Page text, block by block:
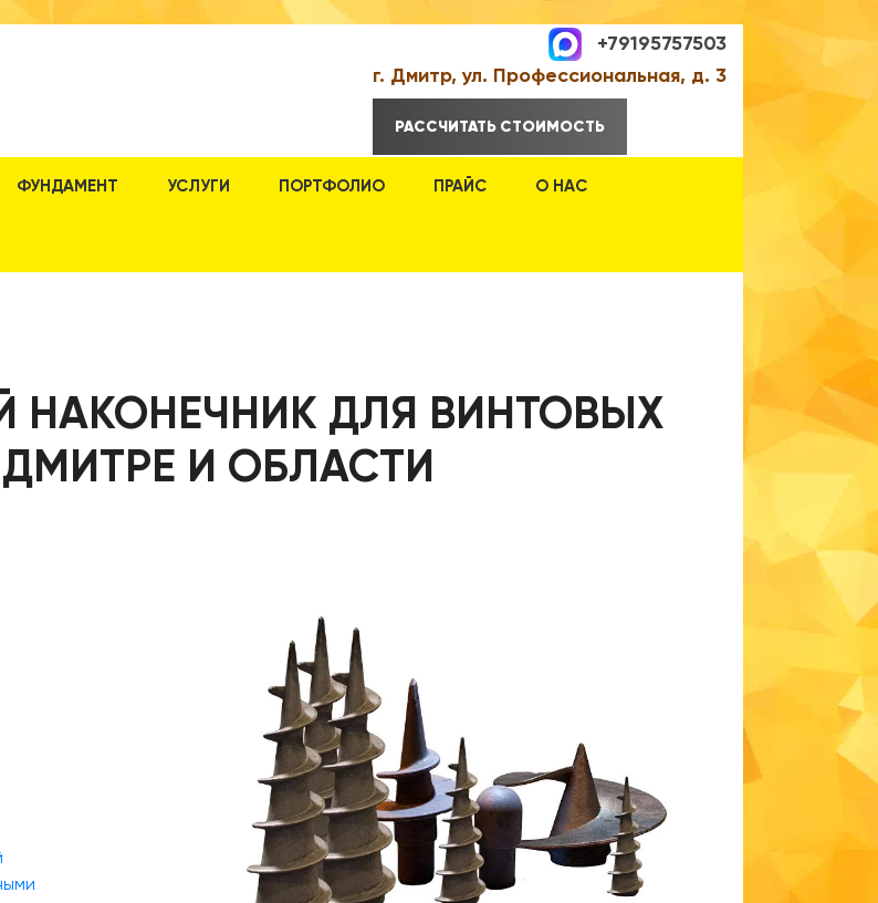
+79195757503
г. Дмитр, ул. Профессиональная, д. 3
РАССЧИТАТЬ СТОИМОСТЬ
ФУНДАМЕНТ УСЛУГИ ПОРТФОЛИО ПРАЙС О НАС
НАКОНЕЧНИК ДЛЯ ВИНТОВЫХ
И ОБЛАСТИ